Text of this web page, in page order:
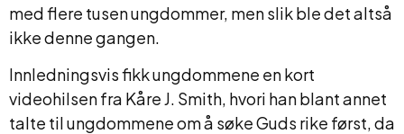
med flere tusen ungdommer, men slik ble det altså
ikke denne gangen.
Innledningsvis fikk ungdommene en kort
videohilsen fra Kåre J. Smith, hvori han blant annet
talte til ungdommene om å søke Guds rike først, da